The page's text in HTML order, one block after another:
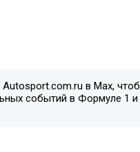
в Max,
событий в Формуле 1 и